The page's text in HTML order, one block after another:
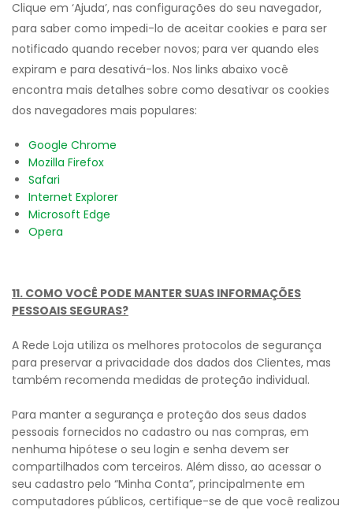
Clique em ‘Ajuda’, nas configurações do seu navegador,
para saber como impedi-lo de aceitar cookies e para ser
notificado quando receber novos; para ver quando eles
expiram e para desativá-los. Nos links abaixo você
encontra mais detalhes sobre como desativar os cookies
dos navegadores mais populares:
Google Chrome
Mozilla Firefox
Safari
Internet Explorer
Microsoft Edge
Opera
11. COMO VOCÊ PODE MANTER SUAS INFORMAÇÕES
PESSOAIS SEGURAS?
A Rede Loja utiliza os melhores protocolos de segurança
para preservar a privacidade dos dados dos Clientes, mas
também recomenda medidas de proteção individual.
Para manter a segurança e proteção dos seus dados
pessoais fornecidos no cadastro ou nas compras, em
nenhuma hipótese o seu login e senha devem ser
compartilhados com terceiros. Além disso, ao acessar o
seu cadastro pelo “Minha Conta”, principalmente em
computadores públicos, certifique-se de que você realizou